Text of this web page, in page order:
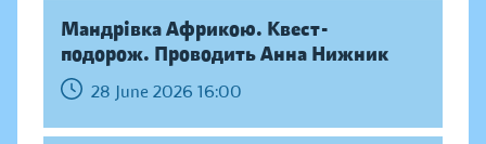
Мандрівка Африкою. Квест-
подорож. Проводить Анна Нижник
28 June 2026 16:00